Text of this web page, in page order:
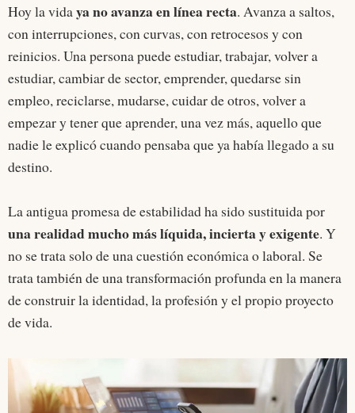
Hoy la vidaya no avanza en línea recta. Avanza a saltos,
con interrupciones, con curvas, con retrocesos y con
reinicios. Una persona puede estudiar, trabajar, volver a
estudiar, cambiar de sector, emprender, quedarse sin
empleo, reciclarse, mudarse, cuidar de otros, volver a
empezar y tener que aprender, una vez más, aquello que
nadie le explicó cuando pensaba que ya había llegado a su
destino.
La antigua promesa de estabilidad ha sido sustituida por
una realidad mucho más líquida, incierta y exigente. Y
no se trata solo de una cuestión económica o laboral. Se
trata también de una transformación profunda en la manera
de construir la identidad, la profesión y el propio proyecto
de vida.